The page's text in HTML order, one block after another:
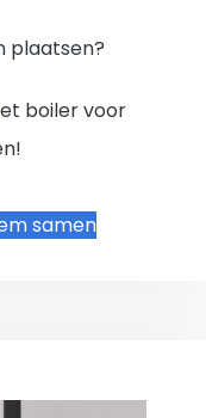
plaatsen?
boiler voor
samen